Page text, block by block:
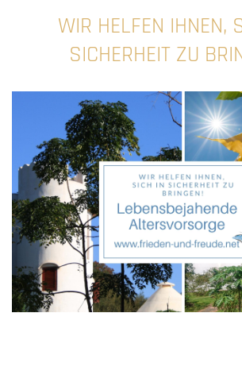
WIR HELFEN IHNEN,
SICHERHEIT ZU